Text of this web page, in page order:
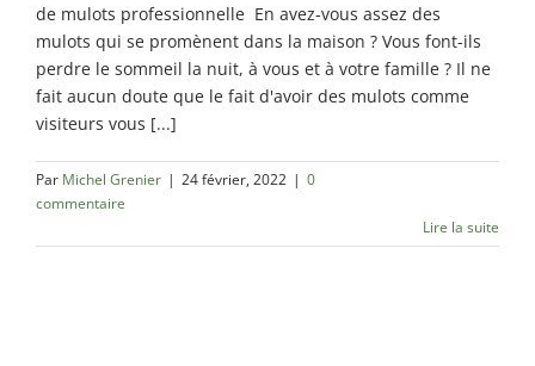
de mulots professionnelle En avez-vous assez des
mulots qui se promènent dans la maison ? Vous font-ils
perdre le sommeil la nuit, à vous et à votre famille ? Il ne
fait aucun doute que le fait d'avoir des mulots comme
visiteurs vous [...]
Par Michel Grenier | 24 février, 2022 | 0
commentaire
Lire la suite